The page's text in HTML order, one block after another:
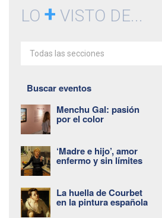
LO + VISTO DE...
Todas las secciones
Buscar eventos
Menchu Gal: pasión
por el color
‘Madre e hijo’, amor
enfermo y sin límites
La huella de Courbet
en la pintura española